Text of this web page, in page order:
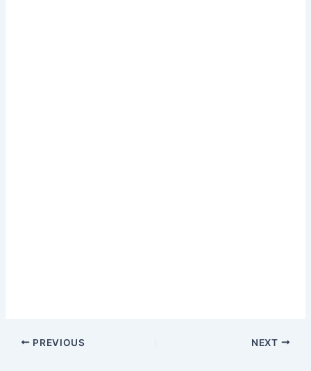
PREVIOUS NEXT